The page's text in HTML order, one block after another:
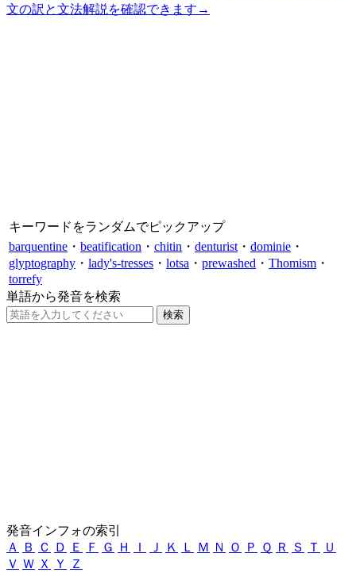
文の訳と文法解説を確認できます →
キーワードをランダムでピックアップ
barquentine ・ beatification ・ chitin ・ denturist ・ dominie ・
glyptography ・ lady's-tresses ・ lotsa ・ prewashed ・ Thomism ・
torrefy
単語から発音を検索
発音インフォの索引
Ａ
Ｂ Ｃ Ｄ Ｅ Ｆ Ｇ Ｈ Ｉ Ｊ Ｋ Ｌ Ｍ Ｎ Ｏ Ｐ Ｑ Ｒ Ｓ Ｔ
Ｕ
Ｖ Ｗ Ｘ Ｙ Ｚ